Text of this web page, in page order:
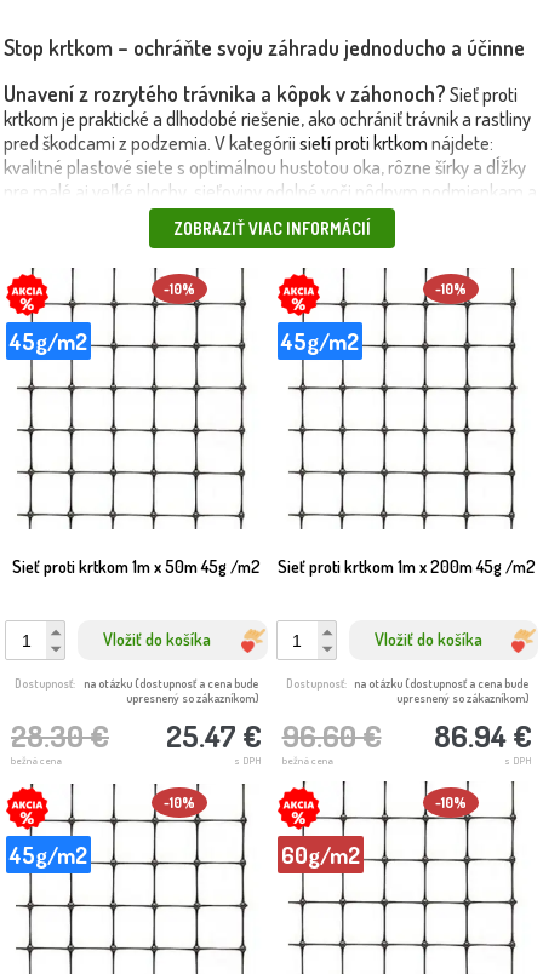
Stop krtkom – ochráňte svoju záhradu jednoducho a účinne
Unavení z rozrytého trávnika a kôpok v záhonoch? Sieť proti
krtkom je praktické a dlhodobé riešenie, ako ochrániť trávnik a rastliny
pred škodcami z podzemia. V kategórii sietí proti krtkom nájdete:
kvalitné plastové siete s optimálnou hustotou oka, rôzne šírky a dĺžky
pre malé aj veľké plochy, sieťoviny odolné voči pôdnym podmienkam a
skalky a cestičky, pri výsadbe ovocných a okrasných rastlín. 📌 Výhody:
zabraňuje prenikaniu krtkov na povrch, nenarúša rast koreňov,
jednoduchá pokládka pred výsadbou, dlhá životnosť bez potreby
výmeny.
🚛 Produkty doručujeme vlastnou dopravou až k vám domov –
bezpečne a pohodlne.Objednajte si sieť proti krtkom z
Maxgarden.sk a uchráňte svoj trávnik aj záhony
ZOBRAZIŤ VIAC INFORMÁCIÍ
Sieť proti krtkom 1m x 50m 45g /m2
45g/m2
-10%
Vložiť do košíka
28.30 €
bežná cena
25.47 €
s DPH
Dostupnosť:
na otázku (dostupnosť a cena bude
upresnený so zákazníkom)
Sieť proti krtkom 1m x 200m 45g /m2
45g/m2
-10%
Vložiť do košíka
96.60 €
bežná cena
86.94 €
s DPH
Dostupnosť:
na otázku (dostupnosť a cena bude
upresnený so zákazníkom)
45g/m2
-10%
60g/m2
-10%